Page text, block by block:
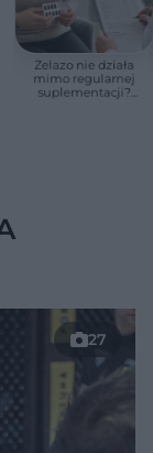
Żelazo nie działa
mimo regularnej
suplementacji?
27